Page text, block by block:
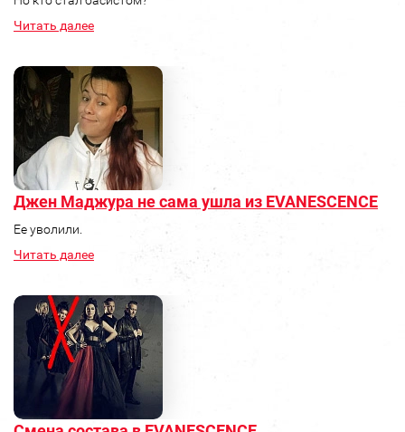
Читать далее
Джен Маджура не сама ушла из EVANESCENCE
Ее уволили.
Читать далее